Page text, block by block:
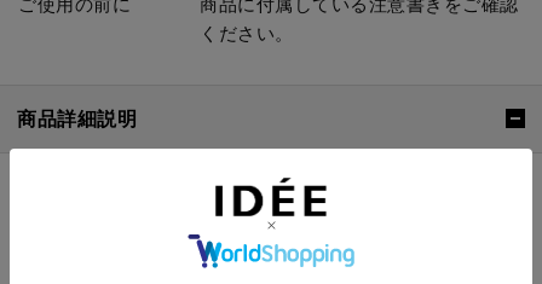
ください。
商品詳細説明
表裏ともにナイロン素材を使用したサムエジャケット。
軽量感があり、肌触りも良いため、レイヤーやアウター
としても着回せる１着です。リバーシブル仕様のため、
コーディネートによって使い分けていただけます。